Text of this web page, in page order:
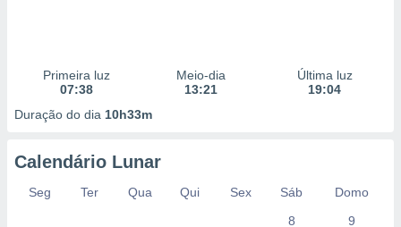
Primeira luz
07:38
Meio-dia
13:21
Última luz
19:04
Duração do dia 10h33m
Calendário Lunar
Seg Ter Qua Qui Sex Sáb
Domo
8
9